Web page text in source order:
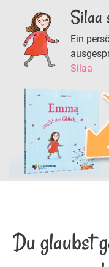
Silaa
Ein
Silaa
Du glaubst